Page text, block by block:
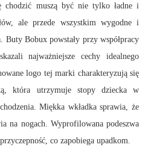
chodzić muszą być nie tylko ładne i
ale przede wszystkim wygodne i
Buty Bobux powstały przy współpracy
najważniejsze cechy idealnego
logo tej marki charakteryzują się
która utrzymuje stopy dziecka w
Miękka wkładka sprawia, że
na nogach. Wyprofilowana podeszwa
co zapobiega upadkom.